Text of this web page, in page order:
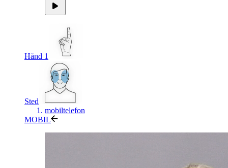
Hånd 1
Sted
mobiltelefon
MOBIL